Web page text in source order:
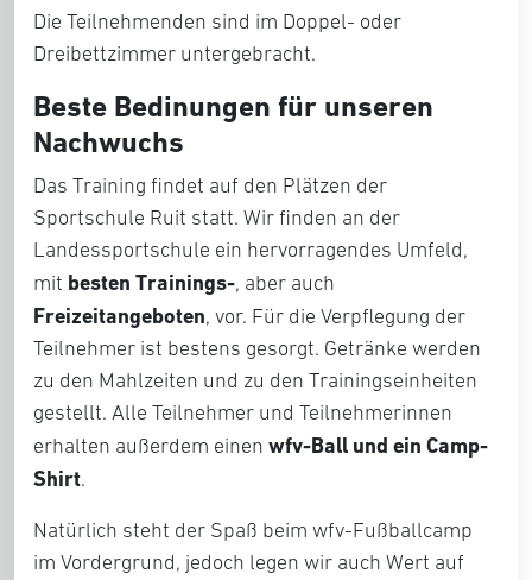
Die Teilnehmenden sind im Doppel- oder
Dreibettzimmer untergebracht.
Beste Bedinungen für unseren
Nachwuchs
Das Training findet auf den Plätzen der
Sportschule Ruit statt. Wir finden an der
Landessportschule ein hervorragendes Umfeld,
mit besten Trainings-, aber auch
Freizeitangeboten, vor. Für die Verpflegung der
Teilnehmer ist bestens gesorgt. Getränke werden
zu den Mahlzeiten und zu den Trainingseinheiten
gestellt. Alle Teilnehmer und Teilnehmerinnen
erhalten außerdem einen wfv-Ball und ein Camp-
Shirt.
Natürlich steht der Spaß beim wfv-Fußballcamp
im Vordergrund, jedoch legen wir auch Wert auf